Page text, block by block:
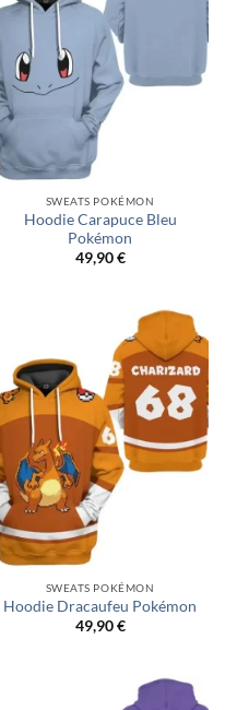
SWEATS POKÉMON
Hoodie Carapuce Bleu
Pokémon
49,90€
SWEATS POKÉMON
Hoodie Dracaufeu Pokémon
49,90€